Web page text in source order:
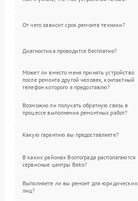
От чего зависит срок ремонта техники?
Диагностика проводится бесплатно?
Может ли вместо меня принять устройство
после ремонта другой человек, контактный
телефон которого я предоставлю?
Возможно ли получать обратную связь в
процессе выполнения ремонтных работ?
Какую гарантию вы предоставляете?
В каких районах Волгограда располагаются
сервисные центры Beko?
Выполняете ли вы ремонт для юридических
лиц?